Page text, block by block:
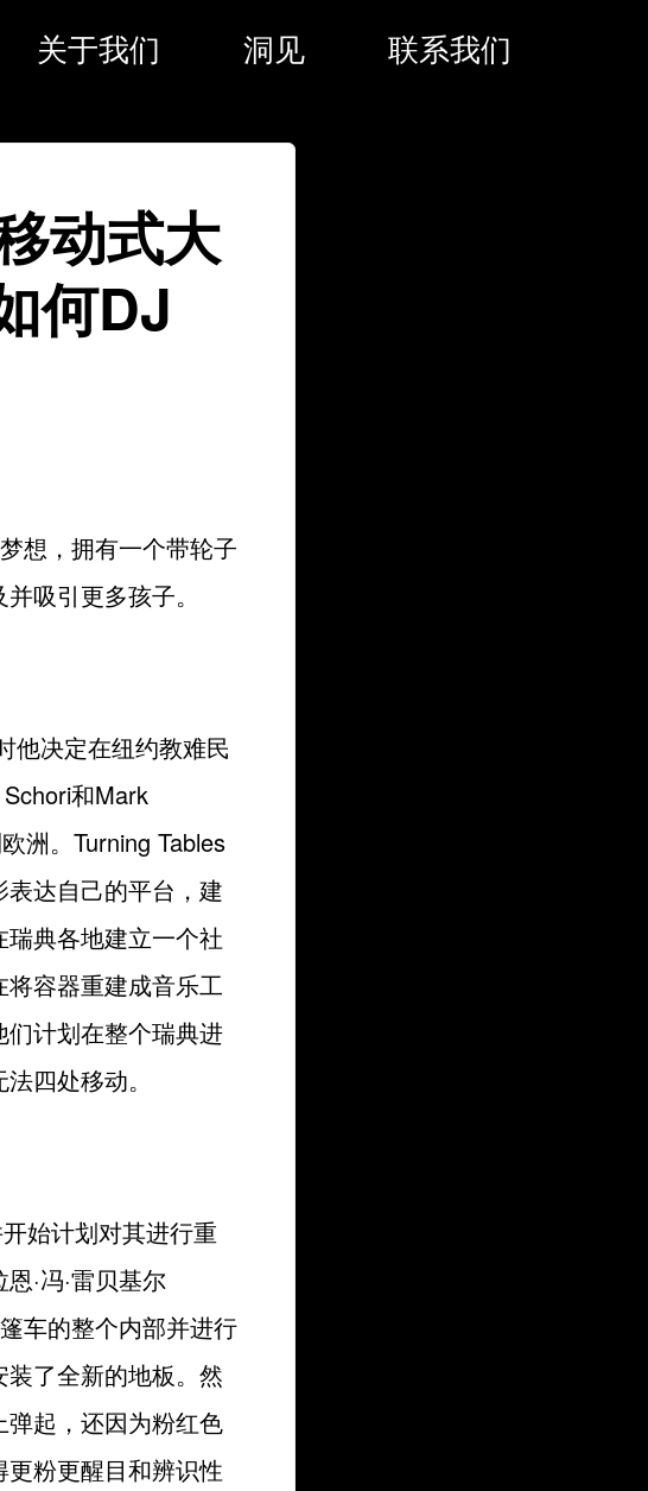
关于我们 洞见 联系我们
动式大
何DJ
想，拥有一个带轮子
吸引更多孩子。
他决定在纽约教难民
和Mark
洲。Turning Tables
达自己的平台，建
典各地建立一个社
容器重建成音乐工
计划在整个瑞典进
四处移动。
始计划对其进行重
·冯·雷贝基尔
车的整个内部并进行
了全新的地板。然
起，还因为粉红色
粉更醒目和辨识性